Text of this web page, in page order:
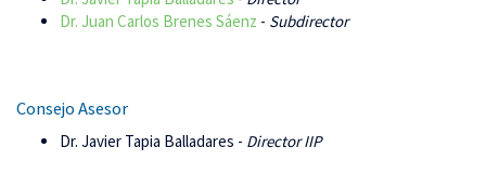
Dr. Juan Carlos Brenes Sáenz - Subdirector
Consejo Asesor
Dr. Javier Tapia Balladares - Director IIP